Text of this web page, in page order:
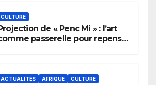
CULTURE
de « Penc Mi » : l’art
passerelle pour repenser
ACTUALITÉS AFRIQUE CULTURE